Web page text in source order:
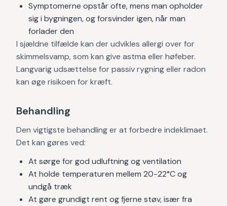
Symptomerne opstår ofte, mens man opholder
sig i bygningen, og forsvinder igen, når man
forlader den
I sjældne tilfælde kan der udvikles allergi over for
skimmelsvamp, som kan give astma eller høfeber.
Langvarig udsættelse for passiv rygning eller radon
kan øge risikoen for kræft.
Behandling
Den vigtigste behandling er at forbedre indeklimaet.
Det kan gøres ved:
At sørge for god udluftning og ventilation
At holde temperaturen mellem 20-22°C og
undgå træk
At gøre grundigt rent og fjerne støv, især fra